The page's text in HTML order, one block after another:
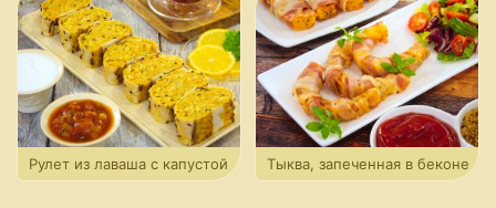
Рулет из лаваша с капустой Тыква, запеченная в беконе